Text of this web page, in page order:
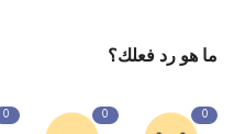
ما هو رد فعلك؟
0
0
0